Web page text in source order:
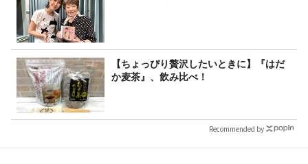
【ちょっぴり贅沢したいときに】『はだ
か麦茶』、飲み比べ！
Recommended by